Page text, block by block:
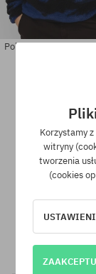
Dostępne rozmiary:
Polar Picture Kimag
SuperClub to
zakupy
Korzystamy
witryny
tworzenia
(cookies